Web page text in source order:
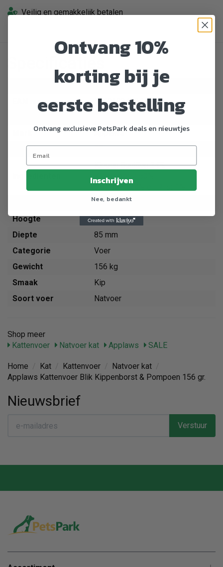
Veilig en gemakkelijk betalen
Artikelnummer
413146
EAN nummer
5060122490443
Applaws
Breedte
85 mm
Kippen Bouillon 24%
Kippenborst 50%
Pompoen 24% en Rijst 1%.
156 g
Hoogte
40 mm
Diepte
85 mm
Categorie
Voer
Gewicht
156 kg
Smaak
Kip
Soort voer
Natvoer
Shop meer
Kattenvoer
Natvoer kat Applaws SALE
Home Kat Kattenvoer Natvoer kat
Applaws Kattenvoer Blik Kippenborst & Pompoen 156 gr.
Nieuwsbrief
Verstuur
Ontvang 10%
korting bij je
eerste bestelling
Ontvang exclusieve PetsPark deals en nieuwtjes
Inschrijven
Nee, bedankt